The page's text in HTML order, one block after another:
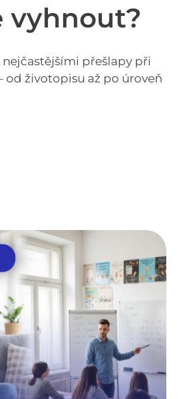
vyhnout?
přešlapy při
od životopisu až po úroveň